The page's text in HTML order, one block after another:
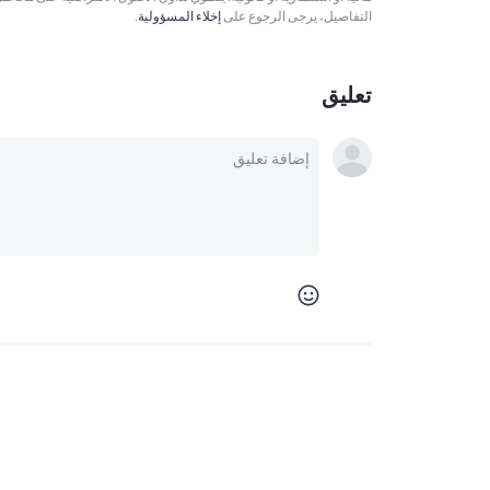
التفاصيل، يرجى الرجوع على إخلاء المسؤولية.
تعليق